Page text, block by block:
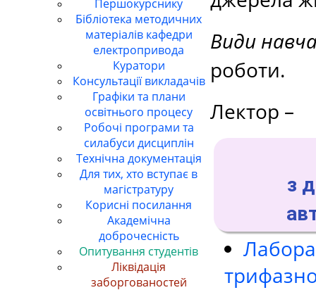
Першокурснику
Бібліотека методичних
матеріалів кафедри
електропривода
Куратори
Консультації викладачів
Графіки та плани
освітнього процесу
Робочі програми та
силабуси дисциплін
Технічна документація
Для тих, хто вступає в
магістратуру
Корисні посилання
Академічна
доброчесність
Опитування студентів
Ліквідація
заборгованостей
Види
роботи.
Лектор –
з